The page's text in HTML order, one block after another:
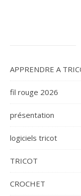
APPRENDRE A
fil rouge 2026
présentation
logiciels tricot
TRICOT
CROCHET